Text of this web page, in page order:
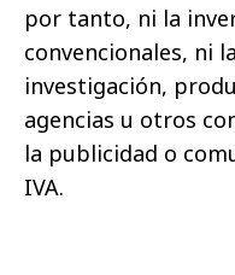
por tanto, ni la
convencionales, ni
investigación,
agencias u otros
la publicidad o
IVA.